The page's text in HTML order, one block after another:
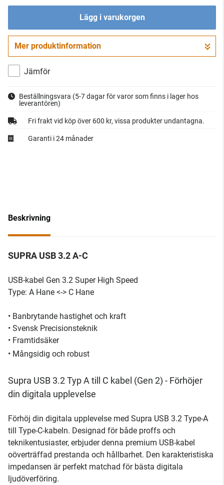
Lägg i varukorgen
Gå till kassan
Mer produktinformation
Jämför
Beställningsvara (5-7 dagar för varor som finns i lager hos
leverantören)
Fri frakt vid köp över 600 kr, vissa produkter undantagna.
Garanti i 24 månader
Beskrivning
SUPRA USB 3.2 A-C
USB-kabel Gen 3.2 Super High Speed
Type: A Hane <-> C Hane
• Banbrytande hastighet och kraft
• Svensk Precisionsteknik
• Framtidsäker
• Mångsidig och robust
Supra USB 3.2 Typ A till C kabel (Gen 2) - Förhöjer
din digitala upplevelse
Förhöj din digitala upplevelse med Supra USB 3.2 Type-A
till Type-C-kabeln. Designad för både proffs och
teknikentusiaster, erbjuder denna premium USB-kabel
oöverträffad prestanda och hållbarhet. Den karakteristiska
impedansen är perfekt matchad för bästa digitala
ljudöverföring.